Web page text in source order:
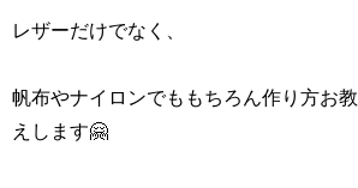
レザーだけでなく、
帆布やナイロンでももちろん作り方お教
えします🤗